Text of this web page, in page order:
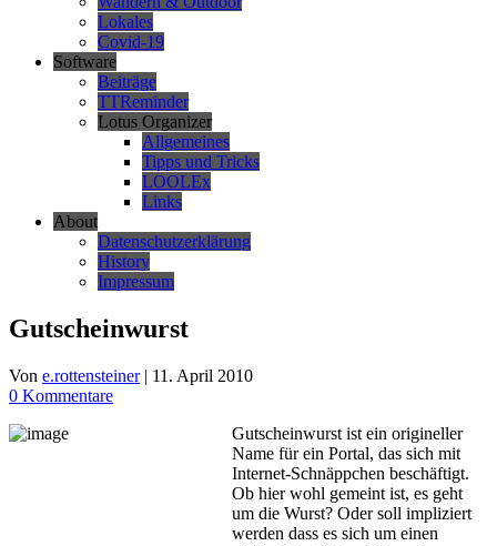
Lokales
Covid-19
Software
Beiträge
TTReminder
Lotus Organizer
Allgemeines
Tipps und Tricks
LOOLEx
Links
About
Datenschutzerklärung
History
Impressum
Gutscheinwurst
Von e.rottensteiner | 11. April 2010
0 Kommentare
Gutscheinwurst ist ein origineller
Name für ein Portal, das sich mit
Internet-Schnäppchen beschäftigt.
Ob hier wohl gemeint ist, es geht
um die Wurst? Oder soll impliziert
werden dass es sich um einen